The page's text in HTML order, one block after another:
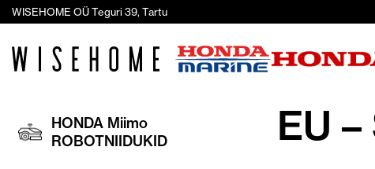
WISEHOME OÜ Teguri 39, Tartu
HONDA Miimo
ROBOTNIIDUKID
EU